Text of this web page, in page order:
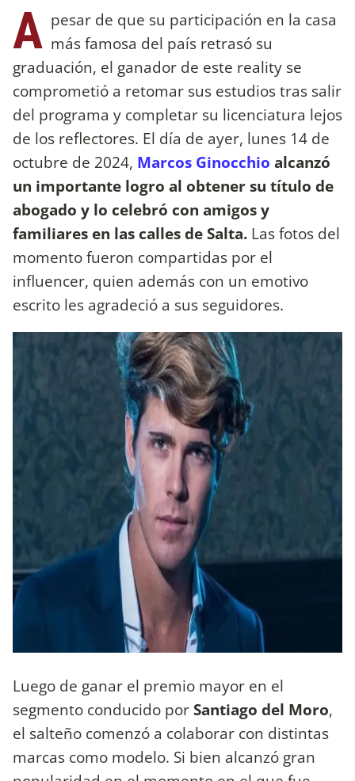
A pesar de que su participación en la casa
más famosa del país retrasó su
graduación, el ganador de este reality se
comprometió a retomar sus estudios tras salir
del programa y completar su licenciatura lejos
de los reflectores. El día de ayer, lunes 14 de
octubre de 2024, Marcos Ginocchio alcanzó
un importante logro al obtener su título de
abogado y lo celebró con amigos y
familiares en las calles de Salta. Las fotos del
momento fueron compartidas por el
influencer, quien además con un emotivo
escrito les agradeció a sus seguidores.
Luego de ganar el premio mayor en el
segmento conducido porSantiago del Moro,
el salteño comenzó a colaborar con distintas
marcas como modelo. Si bien alcanzó gran